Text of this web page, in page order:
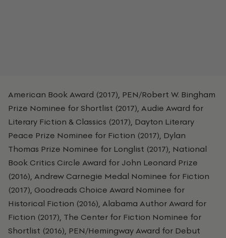
American Book Award (2017), PEN/Robert W. Bingham
Prize Nominee for Shortlist (2017), Audie Award for
Literary Fiction & Classics (2017), Dayton Literary
Peace Prize Nominee for Fiction (2017), Dylan
Thomas Prize Nominee for Longlist (2017), National
Book Critics Circle Award for John Leonard Prize
(2016), Andrew Carnegie Medal Nominee for Fiction
(2017), Goodreads Choice Award Nominee for
Historical Fiction (2016), Alabama Author Award for
Fiction (2017), The Center for Fiction Nominee for
Shortlist (2016), PEN/Hemingway Award for Debut